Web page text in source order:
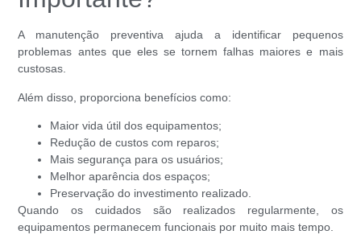
A manutenção preventiva ajuda a identificar pequenos
problemas antes que eles se tornem falhas maiores e mais
custosas.
Além disso, proporciona benefícios como:
Maior vida útil dos equipamentos;
Redução de custos com reparos;
Mais segurança para os usuários;
Melhor aparência dos espaços;
Preservação do investimento realizado.
Quando os cuidados são realizados regularmente, os
equipamentos permanecem funcionais por muito mais tempo.